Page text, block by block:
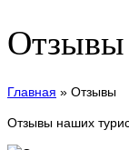
Отзывы
Главная » Отзывы
Отзывы наших